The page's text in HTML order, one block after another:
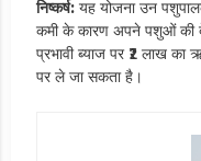
निष्कर्ष:यह योजना उन
कमी के कारण अपने पशुओं की
प्रभावी ब्याज पर ₹2 लाख
पर ले जा सकता है।